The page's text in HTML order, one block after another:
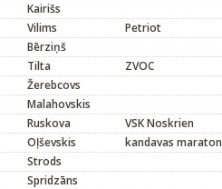
Kairišs
Vilims
Petriot
Bērziņš
Tilta
ZVOC
Žerebcovs
Malahovskis
Ruskova
VSK Noskrien
Oļševskis
kandavas
Strods
Spridzāns